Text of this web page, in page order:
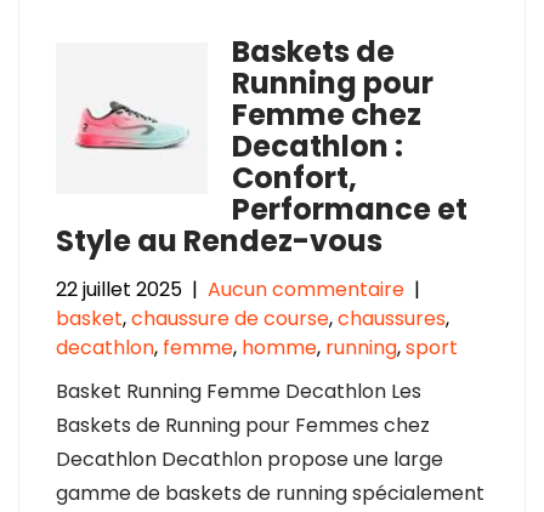
Baskets de
Running pour
Femme chez
Decathlon :
Confort,
Performance et
Style au Rendez-vous
22 juillet 2025 | Aucun commentaire |
basket,chaussure de course,chaussures,
decathlon, femme, homme, running,sport
Basket Running Femme Decathlon Les
Baskets de Running pour Femmes chez
Decathlon Decathlon propose une large
gamme de baskets de running spécialement